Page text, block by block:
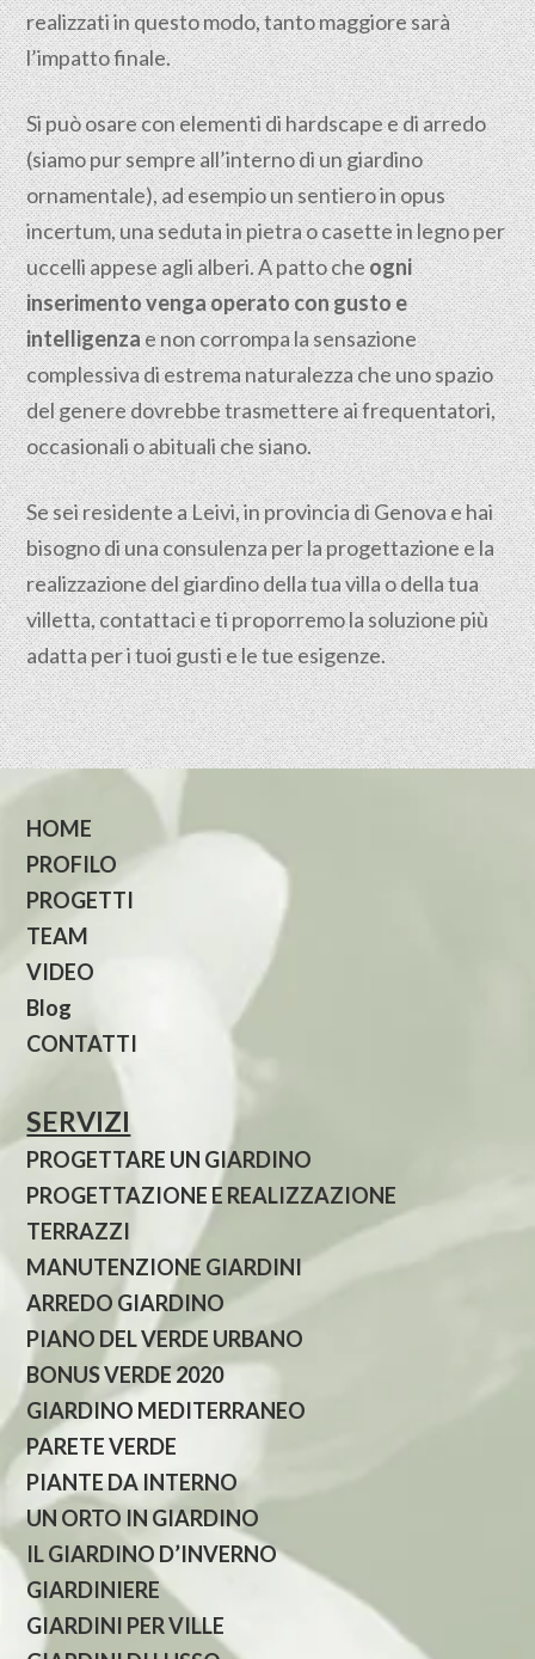
realizzati in questo modo, tanto maggiore sarà
l’impatto finale.
Si può osare con elementi di hardscape e di arredo
(siamo pur sempre all’interno di un giardino
ornamentale), ad esempio un sentiero in opus
incertum, una seduta in pietra o casette in legno per
uccelli appese agli alberi. A patto cheogni
inserimento venga operato con gusto e
intelligenzae non corrompa la sensazione
complessiva di estrema naturalezza che uno spazio
del genere dovrebbe trasmettere ai frequentatori,
occasionali o abituali che siano.
Se sei residente a Leivi, in provincia di Genova e hai
bisogno di una consulenza per la progettazione e la
realizzazione del giardino della tua villa o della tua
villetta, contattaci e ti proporremo la soluzione più
adatta per i tuoi gusti e le tue esigenze.
HOME
PROFILO
PROGETTI
TEAM
VIDEO
Blog
CONTATTI
SERVIZI
PROGETTARE UN GIARDINO
PROGETTAZIONE E REALIZZAZIONE
TERRAZZI
MANUTENZIONE GIARDINI
ARREDO GIARDINO
PIANO DEL VERDE URBANO
BONUS VERDE 2020
GIARDINO MEDITERRANEO
PARETE VERDE
PIANTE DA INTERNO
UN ORTO IN GIARDINO
IL GIARDINO D’INVERNO
GIARDINIERE
GIARDINI PER VILLE